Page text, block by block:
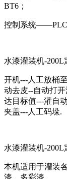
BT6；
控制系统——PLC
水漆灌装机-200L
开机---人工放桶
动去皮--自动打
达目标值---灌自
夹盖---人工码垛.
水漆灌装机-200L
本机适用于灌装
漆、多彩漆。